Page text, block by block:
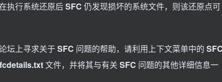
执行系统还原后SFC 仍发现损坏的系统文件，则该还原点可
坛上寻求关于SFC 问题的帮助，请利用上下文菜单中的
文件，并将其与有关 SFC 问题的其他详细信息一